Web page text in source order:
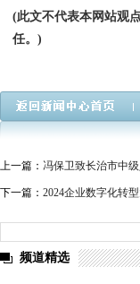
(此文不代表本网站观
任。)
上一篇： 冯保卫致长治市中
下一篇： 2024企业数字化转
频道精选